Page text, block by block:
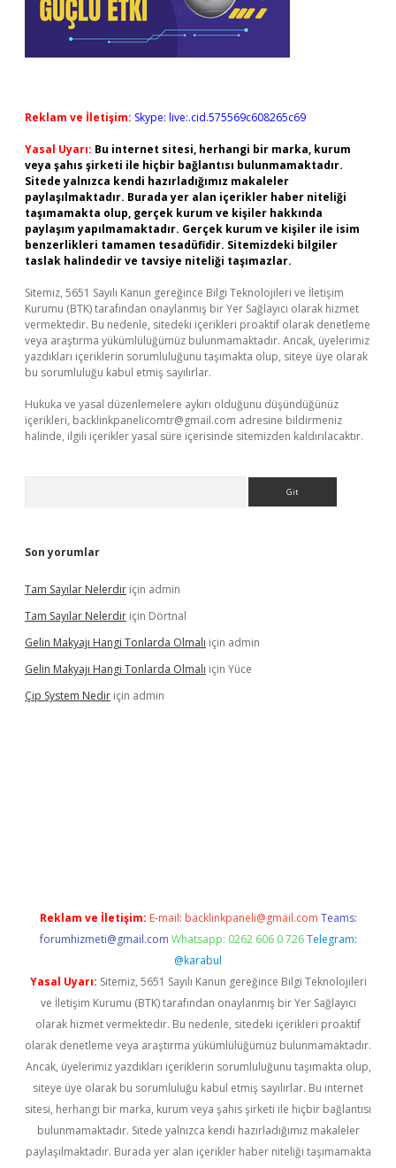
Reklam ve İletişim: Skype: live:.cid.575569c608265c69
Yasal Uyarı: Bu internet sitesi, herhangi bir marka, kurum
veya şahıs şirketi ile hiçbir bağlantısı bulunmamaktadır.
Sitede yalnızca kendi hazırladığımız makaleler
paylaşılmaktadır. Burada yer alan içerikler haber niteliği
taşımamakta olup, gerçek kurum ve kişiler hakkında
paylaşım yapılmamaktadır. Gerçek kurum ve kişiler ile isim
benzerlikleri tamamen tesadüfidir. Sitemizdeki bilgiler
taslak halindedir ve tavsiye niteliği taşımazlar.
Sitemiz, 5651 Sayılı Kanun gereğince Bilgi Teknolojileri ve İletişim
Kurumu (BTK) tarafından onaylanmış bir Yer Sağlayıcı olarak hizmet
vermektedir. Bu nedenle, sitedeki içerikleri proaktif olarak denetleme
veya araştırma yükümlülüğümüz bulunmamaktadır. Ancak, üyelerimiz
yazdıkları içeriklerin sorumluluğunu taşımakta olup, siteye üye olarak
bu sorumluluğu kabul etmiş sayılırlar.
Hukuka ve yasal düzenlemelere aykırı olduğunu düşündüğünüz
içerikleri, backlinkpanelicomtr@gmail.com adresine bildirmeniz
halinde, ilgili içerikler yasal süre içerisinde sitemizden kaldırılacaktır.
Son yorumlar
Tam Sayılar Nelerdir için admin
Tam Sayılar Nelerdir için Dörtnal
Gelin Makyajı Hangi Tonlarda Olmalı için admin
Gelin Makyajı Hangi Tonlarda Olmalı için Yüce
Çip System Nedir için admin
Reklam ve İletişim: E-mail: backlinkpaneli@gmail.com Teams:
forumhizmeti@gmail.com Whatsapp: 0262 606 0 726 Telegram:
@karabul
Yasal Uyarı: Sitemiz, 5651 Sayılı Kanun gereğince Bilgi Teknolojileri
ve İletişim Kurumu (BTK) tarafından onaylanmış bir Yer Sağlayıcı
olarak hizmet vermektedir. Bu nedenle, sitedeki içerikleri proaktif
olarak denetleme veya araştırma yükümlülüğümüz bulunmamaktadır.
Ancak, üyelerimiz yazdıkları içeriklerin sorumluluğunu taşımakta olup,
siteye üye olarak bu sorumluluğu kabul etmiş sayılırlar. Bu internet
sitesi, herhangi bir marka, kurum veya şahıs şirketi ile hiçbir bağlantısı
bulunmamaktadır. Sitede yalnızca kendi hazırladığımız makaleler
paylaşılmaktadır. Burada yer alan içerikler haber niteliği taşımamakta